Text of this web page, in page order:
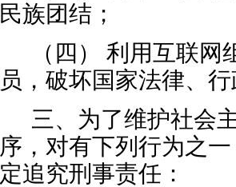
民族团结；
（四） 利用互联
员，破坏国家法律、
三、为了维护社会
序，对有下列行为之
定追究刑事责任：